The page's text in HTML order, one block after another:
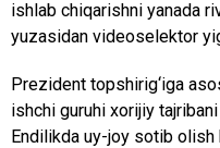
ishlab chiqarishni yanada
yuzasidan videoselektor
Prezident topshirig‘iga
ishchi guruhi xorijiy tajribani
Endilikda uy-joy sotib